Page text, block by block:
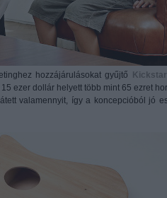
hozzájárulásokat gyűjtő
ezer dollár helyett több mint 65 ezret
valamennyit, így a koncepcióból jó